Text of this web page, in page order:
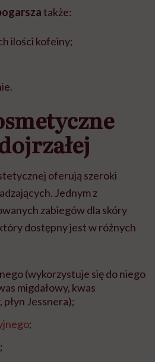
także:
ilości kofeiny;
oferują szeroki
Jednym z
zabiegów dla skóry
dostępny jest w różnych
(wykorzystuje się do niego
migdałowy, kwas
Jessnera);
;
;